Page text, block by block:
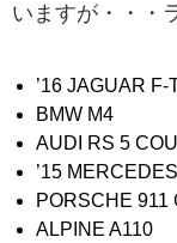
いますが・・・
’16 JAGUAR
BMW M4
AUDI RS 5
’15
PORSCHE 911
ALPINE A110